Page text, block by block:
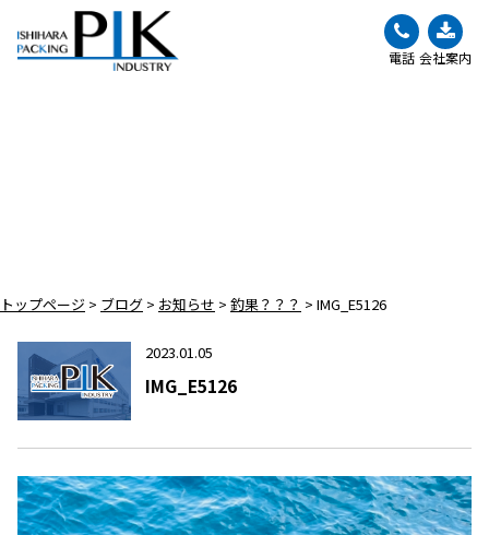
電話 会社案内
トップページ > ブログ > お知らせ > 釣果？？？ > IMG_E5126
2023.01.05
IMG_E5126